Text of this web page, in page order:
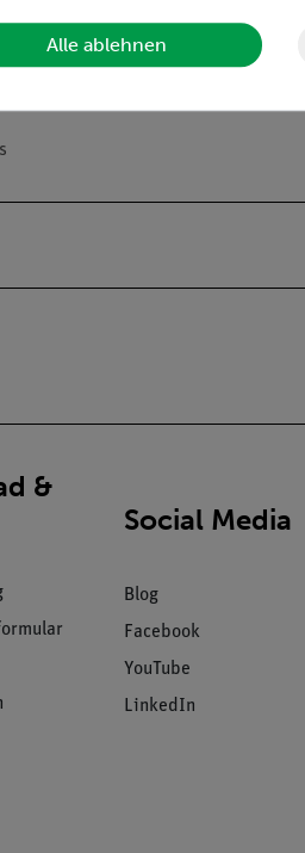
&
Social Media
Blog
Facebook
YouTube
LinkedIn
Alle ablehnen